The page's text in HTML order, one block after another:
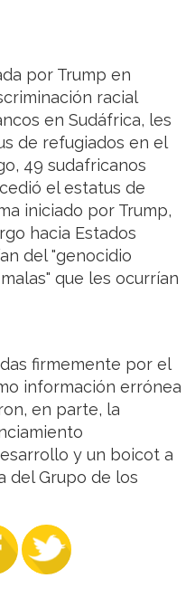
por Trump en
racial
en Sudáfrica, les
de refugiados en el
49 sudafricanos
el estatus de
iniciado por Trump,
hacia Estados
del "genocidio
que les ocurrían
firmemente por el
información errónea
en parte, la
y un boicot a
del Grupo de los